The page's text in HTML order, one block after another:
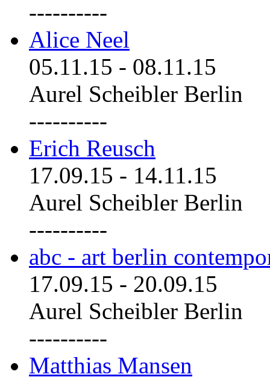
----------
Alice Neel
05.11.15 - 08.11.15
Aurel Scheibler Berlin
----------
Erich Reusch
17.09.15 - 14.11.15
Aurel Scheibler Berlin
----------
abc - art berlin
17.09.15 - 20.09.15
Aurel Scheibler Berlin
----------
Matthias Mansen